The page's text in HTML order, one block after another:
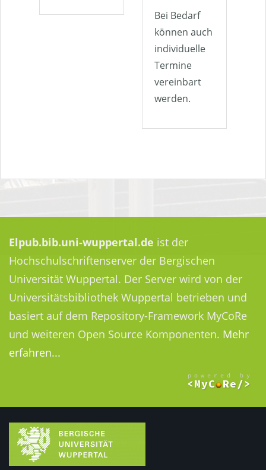
Bei Bedarf
können auch
individuelle
Termine
vereinbart
werden.
Elpub.bib.uni-wuppertal.de ist der
Hochschulschriftenserver der Bergischen
Universität Wuppertal. Der Server wird von der
Universitätsbibliothek Wuppertal betrieben und
basiert auf dem Repository-Framework MyCoRe
und weiteren Open Source Komponenten. Mehr
erfahren...